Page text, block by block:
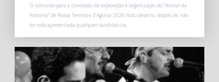
O concurso para a concessão da exploração e organização do “Arraial da
Romaria” de Nossa Senhora d’Agonia 2026 ficou deserto, depois de não
ter sido apresentada qualquer candidatura.